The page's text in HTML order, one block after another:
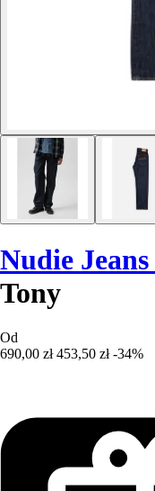
Nudie Jeans
Tony
Od
690,00 zł 453,50 zł -34%